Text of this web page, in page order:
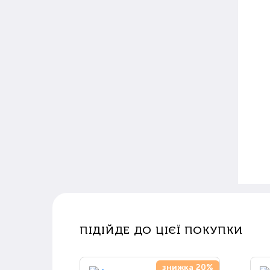
ПІДІЙДЕ ДО ЦІЄЇ ПОКУПКИ
знижка 20%